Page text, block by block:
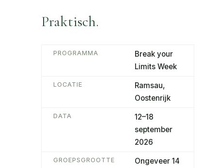
Praktisch.
PROGRAMMA
Break your
Limits Week
LOCATIE
Ramsau,
Oostenrijk
DATA
12–18
september
2026
GROEPSGROOTTE
Ongeveer 14